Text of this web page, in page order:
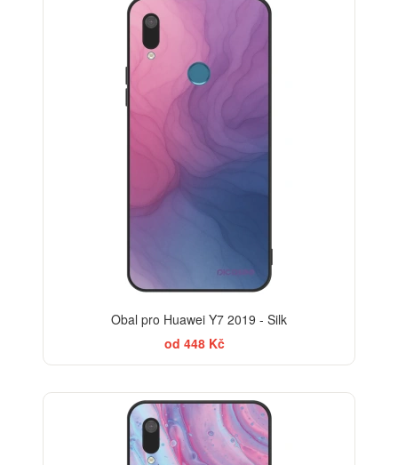
Obal pro Huawei Y7 2019 - Silk
od 448 Kč